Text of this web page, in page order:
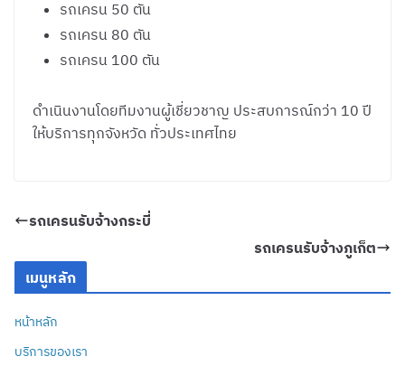
รถเครน 50 ตัน
รถเครน 80 ตัน
รถเครน 100 ตัน
ดำเนินงานโดยทีมงานผู้เชี่ยวชาญ ประสบการณ์กว่า 10 ปี
ให้บริการทุกจังหวัด ทั่วประเทศไทย
รถเครนรับจ้างกระบี่
รถเครนรับจ้างภูเก็ต
เมนูหลัก
หน้าหลัก
บริการของเรา